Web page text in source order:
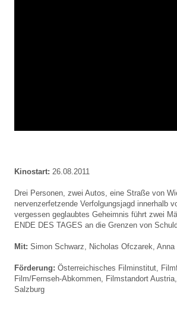
Kinostart: 26.08.2011
Drei Personen, zwei Autos, eine Straße von
nervenzerfetzende Verfolgungsjagd innerhalb
vergessen geglaubtes Geheimnis führt zwei
ENDE DES TAGES an die Grenzen von
Mit: Simon Schwarz, Nicholas Ofczarek, Anna
Förderung: Österreichisches Filminstitut,
Film/Fernseh-Abkommen, Filmstandort
Salzburg